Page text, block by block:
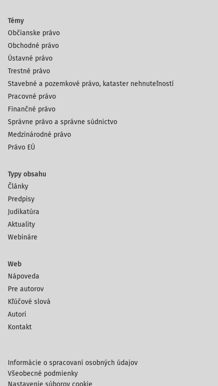
Témy
Občianske právo
Obchodné právo
Ústavné právo
Trestné právo
Stavebné a pozemkové právo, kataster nehnuteľností
Pracovné právo
Finančné právo
Správne právo a správne súdnictvo
Medzinárodné právo
Právo EÚ
Typy obsahu
Články
Predpisy
Judikatúra
Aktuality
Webináre
Web
Nápoveda
Pre autorov
Kľúčové slová
Autori
Kontakt
Informácie o spracovaní osobných údajov
Všeobecné podmienky
Nastavenie súborov cookie